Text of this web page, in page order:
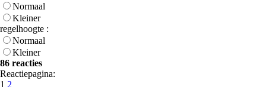
Normaal
Kleiner
regelhoogte :
Normaal
Kleiner
86 reacties
Reactiepagina:
1 2